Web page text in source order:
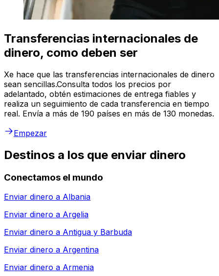
Transferencias internacionales de
dinero, como deben ser
Xe hace que las transferencias internacionales de dinero
sean sencillas.Consulta todos los precios por
adelantado, obtén estimaciones de entrega fiables y
realiza un seguimiento de cada transferencia en tiempo
real. Envía a más de 190 países en más de 130 monedas.
Empezar
Destinos a los que enviar dinero
Conectamos el mundo
Enviar dinero a Albania
Enviar dinero a Argelia
Enviar dinero a Antigua y Barbuda
Enviar dinero a Argentina
Enviar dinero a Armenia